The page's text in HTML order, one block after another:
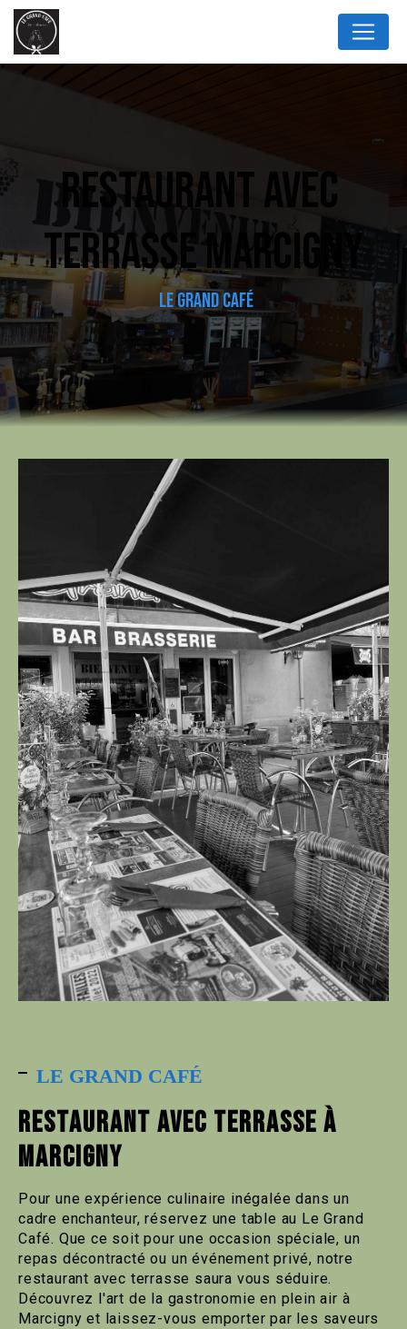
RESTAURANT AVEC
TERRASSE MARCIGNY
LE GRAND CAFÉ
LE GRAND CAFÉ
RESTAURANT AVEC TERRASSE À
MARCIGNY
Pour une expérience culinaire inégalée dans un
cadre enchanteur, réservez une table au Le Grand
Café. Que ce soit pour une occasion spéciale, un
repas décontracté ou un événement privé, notre
restaurant avec terrasse saura vous séduire.
Découvrez l'art de la gastronomie en plein air à
Marcigny et laissez-vous emporter par les saveurs
Panneau de gestion des cookies